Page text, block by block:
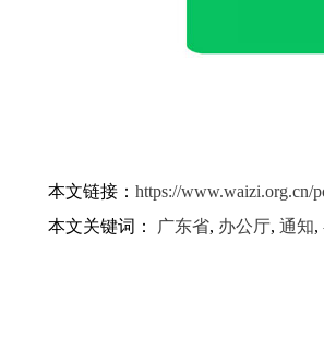
本文链接： https://www.waizi.org.cn/
本文关键词：
广东省, 办公厅, 通知,